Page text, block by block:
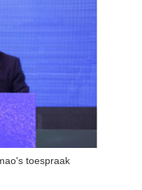
toespraak